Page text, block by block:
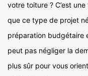
votre toiture ? C’est
que ce type de projet
préparation budgétaire
peut pas négliger la
plus sûr pour vous